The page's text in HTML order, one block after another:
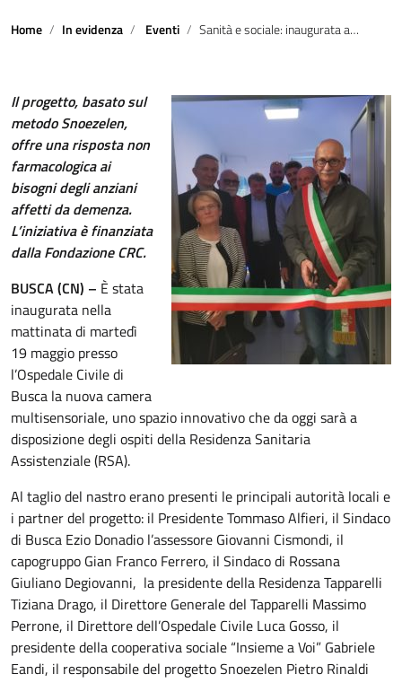
Home In evidenza Eventi Sanità e sociale: inaugurata all’Ospedale Civile di Busca la nuova camera multisensoriale per gli ospiti della RSA
Il progetto, basato sul
metodo Snoezelen,
offre una risposta non
farmacologica ai
bisogni degli anziani
affetti da demenza.
L’iniziativa è finanziata
dalla Fondazione CRC.
BUSCA (CN) – È stata
inaugurata nella
mattinata di martedì
19 maggio presso
l’Ospedale Civile di
Busca la nuova camera
multisensoriale, uno spazio innovativo che da oggi sarà a
disposizione degli ospiti della Residenza Sanitaria
Assistenziale (RSA).
Al taglio del nastro erano presenti le principali autorità locali e
i partner del progetto: il Presidente Tommaso Alfieri, il Sindaco
di Busca Ezio Donadio l’assessore Giovanni Cismondi, il
capogruppo Gian Franco Ferrero, il Sindaco di Rossana
Giuliano Degiovanni, la presidente della Residenza Tapparelli
Tiziana Drago, il Direttore Generale del Tapparelli Massimo
Perrone, il Direttore dell’Ospedale Civile Luca Gosso, il
presidente della cooperativa sociale “Insieme a Voi” Gabriele
Eandi, il responsabile del progetto Snoezelen Pietro Rinaldi